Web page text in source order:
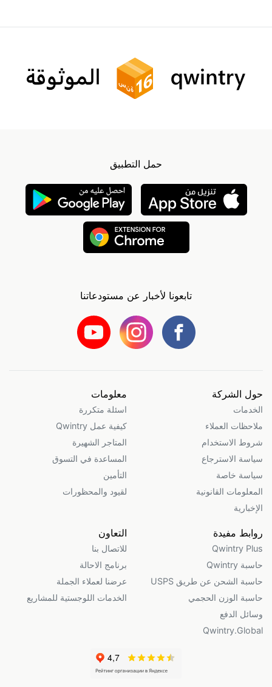
حمل التطبيق
تابعونا لأخبار عن مستودعاتنا
حول الشركة
الخدمات
ملاحظات العملاء
شروط الاستخدام
سياسة الاسترجاع
سياسة خاصة
المعلومات القانونية
الإخبارية
معلومات
اسئلة متكررة
كيفية عمل Qwintry
المتاجر الشهيرة
المساعدة في التسوق
التأمين
لقيود والمحظورات
روابط مفيدة
Qwintry Plus
حاسبة Qwintry
حاسبة الشحن عن طريق USPS
حاسبة الوزن الحجمي
وسائل الدفع
Qwintry.Global
التعاون
للاتصال بنا
برنامج الاحالة
عرضنا لعملاء الجملة
الخدمات اللوجستية للمشاريع